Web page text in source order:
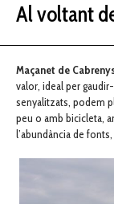
Al voltant
Maçanet de
valor, ideal per
senyalitzats, podem
peu o amb bicicleta,
l’abundància de